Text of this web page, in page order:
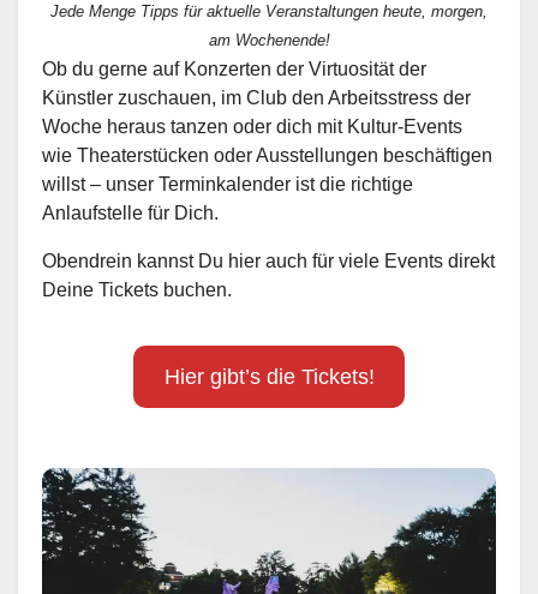
Jede Menge Tipps für aktuelle Veranstaltungen heute, morgen,
am Wochenende!
Ob du gerne auf Konzerten der Virtuosität der
Künstler zuschauen, im Club den Arbeitsstress der
Woche heraus tanzen oder dich mit Kultur-Events
wie Theaterstücken oder Ausstellungen beschäftigen
willst – unser Terminkalender ist die richtige
Anlaufstelle für Dich.
Obendrein kannst Du hier auch für viele Events direkt
Deine Tickets buchen.
Hier gibt’s die Tickets!